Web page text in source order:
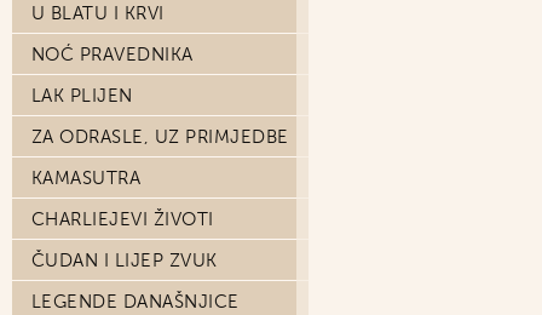
U BLATU I KRVI
NOĆ PRAVEDNIKA
LAK PLIJEN
ZA ODRASLE, UZ PRIMJEDBE
KAMASUTRA
CHARLIEJEVI ŽIVOTI
ČUDAN I LIJEP ZVUK
LEGENDE DANAŠNJICE